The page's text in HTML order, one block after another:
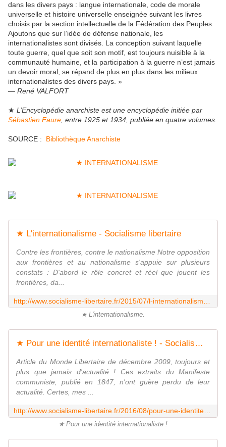
dans les divers pays : langue internationale, code de morale
universelle et histoire universelle enseignée suivant les livres
choisis par la section intellectuelle de la Fédération des Peuples.
Ajoutons que sur l’idée de défense nationale, les
internationalistes sont divisés. La conception suivant laquelle
toute guerre, quel que soit son motif, est toujours nuisible à la
communauté humaine, et la participation à la guerre n’est jamais
un devoir moral, se répand de plus en plus dans les milieux
internationalistes des divers pays. »
— René VALFORT
★ L’Encyclopédie anarchiste est une encyclopédie initiée par
Sébastien Faure , entre 1925 et 1934, publiée en quatre volumes.
SOURCE : Bibliothèque Anarchiste
★ L'internationalisme - Socialisme libertaire
Contre les frontières, contre le nationalisme Notre opposition
aux frontières et au nationalisme s'appuie sur plusieurs
constats : D'abord le rôle concret et réel que jouent les
frontières, da...
★ L'internationalisme.
★ Pour une identité internationaliste ! - Socialisme libertaire
Article du Monde Libertaire de décembre 2009, toujours et
plus que jamais d'actualité ! Ces extraits du Manifeste
communiste, publié en 1847, n'ont guère perdu de leur
actualité. Certes, mes ...
★ Pour une identité internationaliste !